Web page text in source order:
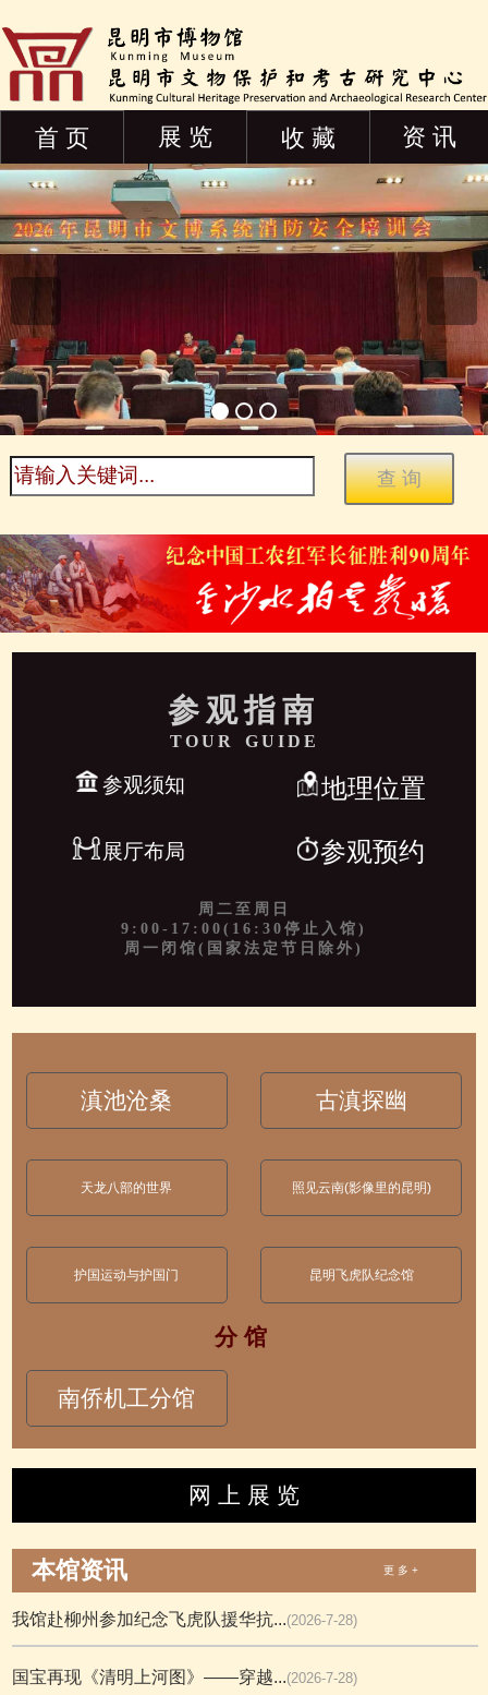
首 页 展 览 收 藏 资 讯
参观指南
TOUR GUIDE
参观须知 地理位置
展厅布局 参观预约
周二至周日
9:00-17:00(16:30停止入馆)
周一闭馆(国家法定节日除外)
滇池沧桑 古滇探幽
天龙八部的世界 照见云南(影像里的昆明)
护国运动与护国门 昆明飞虎队纪念馆
分 馆
南侨机工分馆
网 上 展 览
本馆资讯 更 多 +
我馆赴柳州参加纪念飞虎队援华抗...(2026-7-28)
国宝再现《清明上河图》——穿越...(2026-7-28)